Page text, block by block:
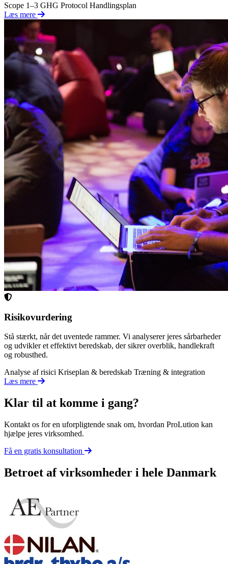
Scope 1–3 GHG Protocol Handlingsplan
Læs mere
Risikovurdering
Stå stærkt, når det uventede rammer. Vi analyserer jeres sårbarheder
og udvikler et effektivt beredskab, der sikrer overblik, handlekraft
og robusthed.
Analyse af risici Kriseplan & beredskab Træning & integration
Læs mere
Klar til at komme i gang?
Kontakt os for en uforpligtende snak om, hvordan ProLution kan
hjælpe jeres virksomhed.
Få en gratis konsultation
Betroet af virksomheder i hele Danmark